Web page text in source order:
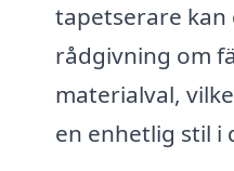
tapetserare kan
rådgivning om
materialval,
en enhetlig stil i